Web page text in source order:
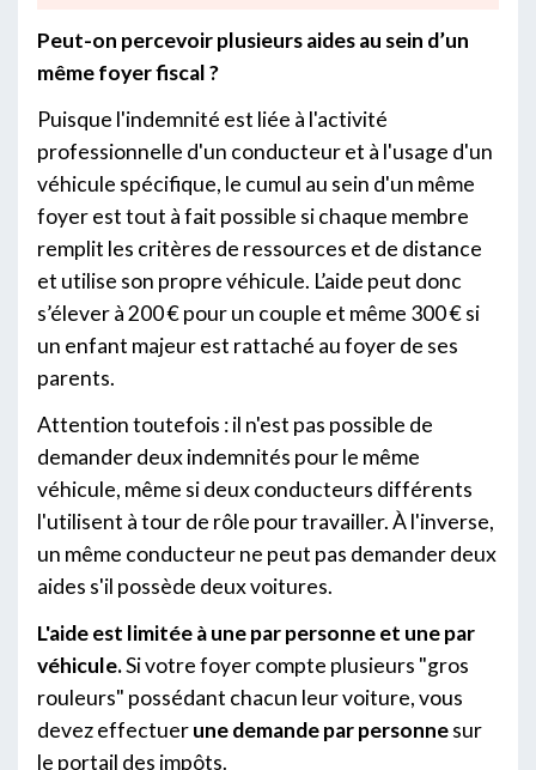
Peut-on percevoir plusieurs aides au sein d’un
même foyer fiscal ?
Puisque l'indemnité est liée à l'activité
professionnelle d'un conducteur et à l'usage d'un
véhicule spécifique, le cumul au sein d'un même
foyer est tout à fait possible si chaque membre
remplit les critères de ressources et de distance
et utilise son propre véhicule. L’aide peut donc
s’élever à 200 € pour un couple et même 300 € si
un enfant majeur est rattaché au foyer de ses
parents.
Attention toutefois : il n'est pas possible de
demander deux indemnités pour le même
véhicule, même si deux conducteurs différents
l'utilisent à tour de rôle pour travailler. À l'inverse,
un même conducteur ne peut pas demander deux
aides s'il possède deux voitures.
L'aide est limitée à une par personne et une par
véhicule.Si votre foyer compte plusieurs "gros
rouleurs" possédant chacun leur voiture, vous
devez effectuerune demande par personnesur
le portail des impôts.